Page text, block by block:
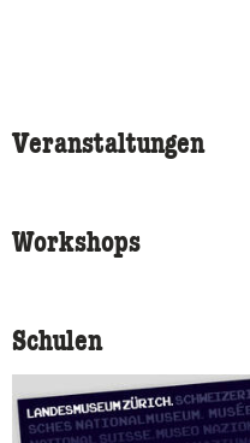
Veranstaltungen
Workshops
Schulen